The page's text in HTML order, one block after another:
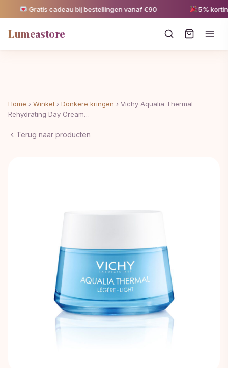
Gratis cadeau bij bestellingen vanaf €90 5% korting
Lumeastore
Home › Winkel › Donkere kringen › Vichy Aqualia Thermal
Rehydrating Day Cream…
Terug naar producten